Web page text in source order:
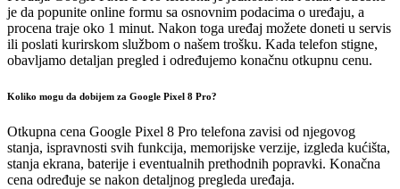
je da popunite online formu sa osnovnim podacima o uređaju, a
procena traje oko 1 minut. Nakon toga uređaj možete doneti u servis
ili poslati kurirskom službom o našem trošku. Kada telefon stigne,
obavljamo detaljan pregled i određujemo konačnu otkupnu cenu.
Koliko mogu da dobijem za Google Pixel 8 Pro?
Otkupna cena Google Pixel 8 Pro telefona zavisi od njegovog
stanja, ispravnosti svih funkcija, memorijske verzije, izgleda kućišta,
stanja ekrana, baterije i eventualnih prethodnih popravki. Konačna
cena određuje se nakon detaljnog pregleda uređaja.